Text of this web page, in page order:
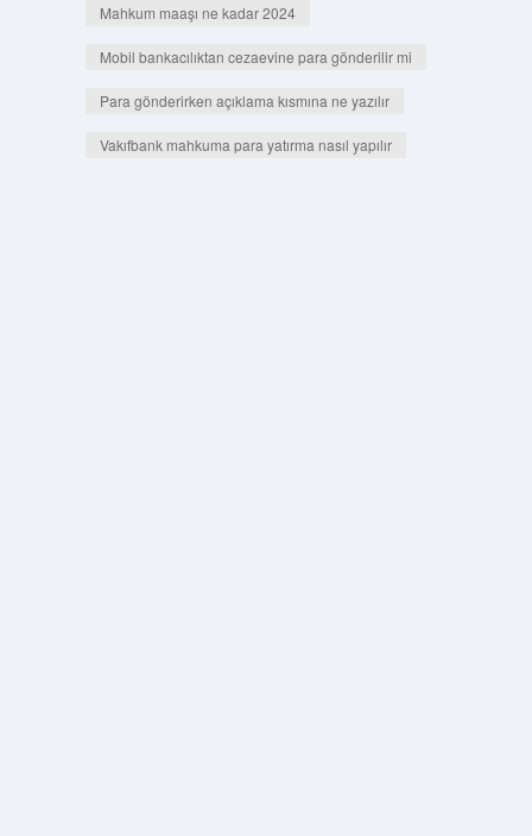
Mahkum maaşı ne kadar 2024
Mobil bankacılıktan cezaevine para gönderilir mi
Para gönderirken açıklama kısmına ne yazılır
Vakıfbank mahkuma para yatırma nasıl yapılır